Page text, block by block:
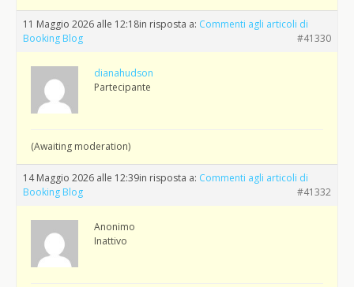
11 Maggio 2026 alle 12:18in risposta a: Commenti agli articoli di
Booking Blog
#41330
dianahudson
Partecipante
(Awaiting moderation)
14 Maggio 2026 alle 12:39in risposta a: Commenti agli articoli di
Booking Blog
#41332
Anonimo
Inattivo